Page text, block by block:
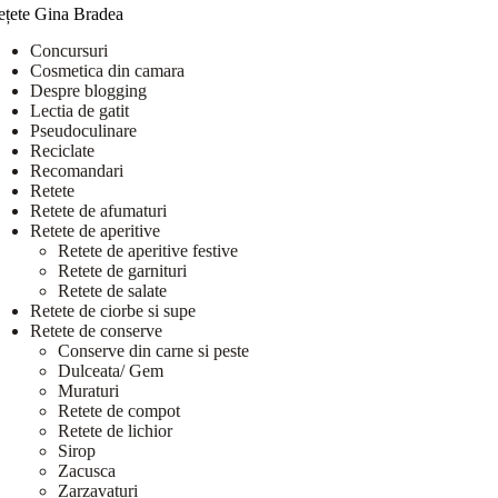
Gina Bradea
Concursuri
Cosmetica din camara
Despre blogging
Lectia de gatit
Pseudoculinare
Reciclate
Recomandari
Retete
Retete de afumaturi
Retete de aperitive
Retete de aperitive festive
Retete de garnituri
Retete de salate
Retete de ciorbe si supe
Retete de conserve
Conserve din carne si peste
Dulceata/ Gem
Muraturi
Retete de compot
Retete de lichior
Sirop
Zacusca
Zarzavaturi